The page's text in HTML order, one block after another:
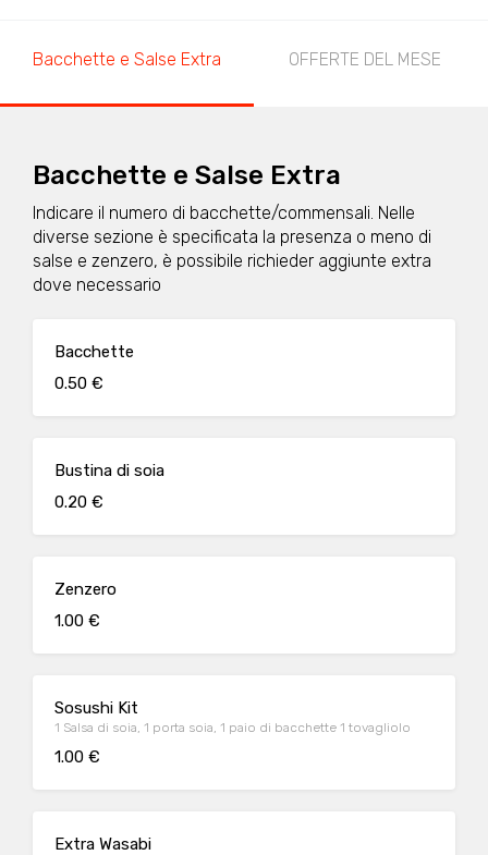
Bacchette e Salse Extra OFFERTE DEL MESE
Bacchette e Salse Extra
Indicare il numero di bacchette/commensali. Nelle
diverse sezione è specificata la presenza o meno di
salse e zenzero, è possibile richieder aggiunte extra
dove necessario
Bacchette
0.50 €
Bustina di soia
0.20 €
Zenzero
1.00 €
Sosushi Kit
1 Salsa di soia, 1 porta soia, 1 paio di bacchette 1 tovagliolo
1.00 €
Extra Wasabi